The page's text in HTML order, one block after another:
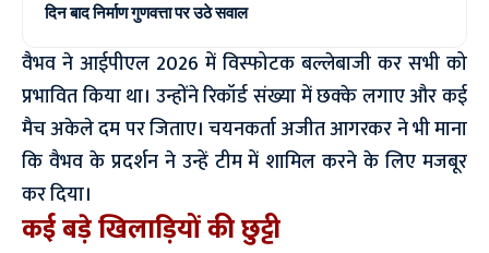
दिन बाद निर्माण गुणवत्ता पर उठे सवाल
वैभव ने आईपीएल 2026 में विस्फोटक बल्लेबाजी कर सभी को
प्रभावित किया था। उन्होंने रिकॉर्ड संख्या में छक्के लगाए और कई
मैच अकेले दम पर जिताए। चयनकर्ता अजीत आगरकर ने भी माना
कि वैभव के प्रदर्शन ने उन्हें टीम में शामिल करने के लिए मजबूर
कर दिया।
कई बड़े खिलाड़ियों की छुट्टी